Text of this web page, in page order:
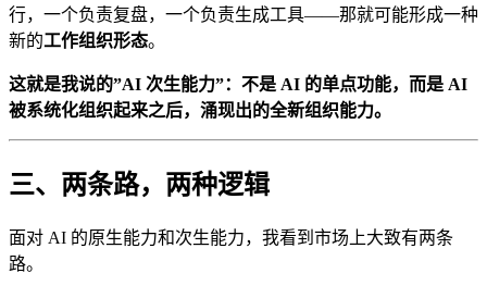
行，一个负责复盘，一个负责生成工具——那就可能形成一种
新的工作组织形态。
这就是我说的”AI 次生能力”：不是 AI 的单点功能，而是 AI
被系统化组织起来之后，涌现出的全新组织能力。
三、两条路，两种逻辑
面对 AI 的原生能力和次生能力，我看到市场上大致有两条
路。